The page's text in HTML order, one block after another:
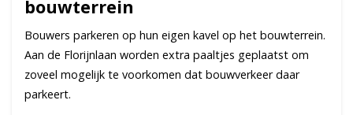
bouwterrein
Bouwers parkeren op hun eigen kavel op het bouwterrein.
Aan de Florijnlaan worden extra paaltjes geplaatst om
zoveel mogelijk te voorkomen dat bouwverkeer daar
parkeert.